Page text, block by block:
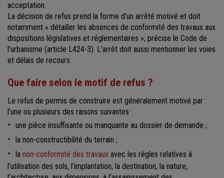
acceptation.
La décision de refus prend la forme d’un arrêté motivé et doit
notamment « détailler les absences de conformité des travaux aux
dispositions législatives et réglementaires », précise le Code de
l’urbanisme (article L424-3). L’arrêt doit aussi mentionner les voies
et délais de recours.
Que faire selon le motif de refus ?
Le refus de permis de construire est généralement motivé par
l’une ou plusieurs des raisons suivantes :
une pièce insuffisante ou manquante au dossier de demande ;
la non-constructibilité du terrain ;
la non-conformité des travaux avec les règles relatives à
l’utilisation des sols, l’implantation, la destination, la nature,